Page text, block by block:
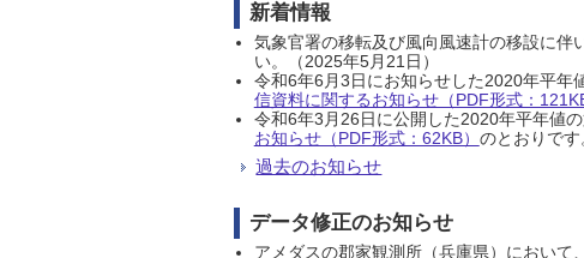
新着情報
気象官署の移転及び風向風速計の移設に伴
い。（2025年5月21日）
令和6年6月3日にお知らせした2020年平年
信資料に関するお知らせ（PDF形式：121KB
令和6年3月26日に公開した2020年平年値
お知らせ（PDF形式：62KB） のとおりです
過去のお知らせ
データ修正のお知らせ
アメダスの郡家観測所（兵庫県）におい